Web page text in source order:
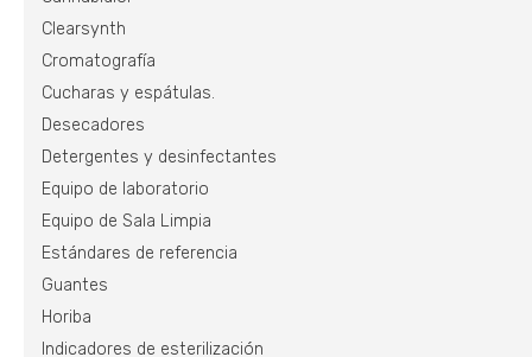
Clearsynth
Cromatografía
Cucharas y espátulas.
Desecadores
Detergentes y desinfectantes
Equipo de laboratorio
Equipo de Sala Limpia
Estándares de referencia
Guantes
Horiba
Indicadores de esterilización